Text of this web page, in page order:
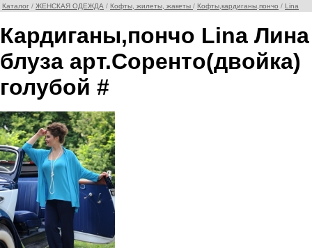
Каталог / ЖЕНСКАЯ ОДЕЖДА / Кофты, жилеты, жакеты / Кофты,кардиганы,пончо / Lina
Кардиганы,пончо Lina Лина
блуза арт.Соренто(двойка)
голубой #